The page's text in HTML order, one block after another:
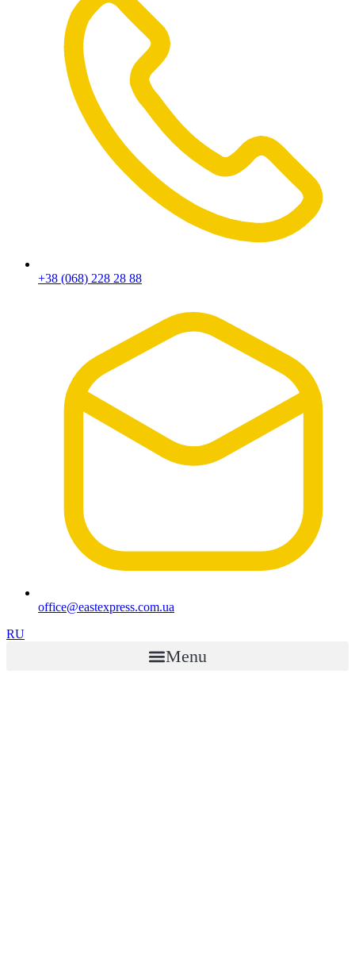
+38 (068) 228 28 88
office@eastexpress.com.ua
RU
Menu